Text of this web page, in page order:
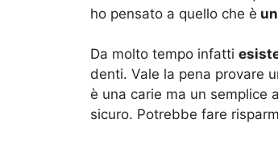
ho pensato a quello che è
Da molto tempo infatti
denti. Vale la pena provare
è una carie ma un semplice
sicuro. Potrebbe fare